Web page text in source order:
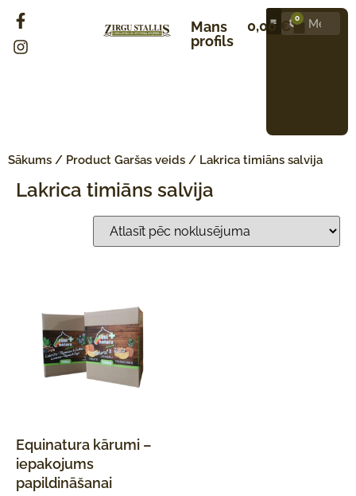
Mans
profils
0,00 € 0
Sākums / Product Garšas veids / Lakrica timiāns salvija
Lakrica timiāns salvija
Equinatura kārumi –
iepakojums
papildināšanai